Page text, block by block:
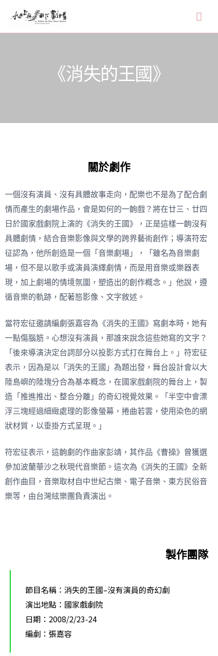
《消失的王國》
關於劇作
一個沒有演員、沒有具體故事走向，配樂也不是為了配合劇
情而產生的劇場作品，會是如何的一齣戲？將在廿三、廿四
日於國家戲劇院上演的《消失的王國》，正是這樣一齣沒有
具體劇情，結合音樂影像與文學的跨界藝術創作； 導演符宏
征認為，他所創造是一個「音樂劇場」，「雖名為音樂劇
場，但不是以歌手或演員演繹劇情，而是用音樂或樂器表
現，加上劇場的情境氛圍，塑造出的創作概念。」他說，遵
循音樂的軌跡，配著態影像、文字敘述。
當符宏征邀請編劇張嘉容為《消失的王國》寫劇本時，她有
一點傷腦筋。心想沒有演員，那誰來說念這些她寫的文字？
「後來導演決定台詞部分以投影方式打在舞台上。」 符宏征
表示，因為是以「消失的王國」為題出發，舞台設計會以大
陸島嶼的陸塊分合為基本概念，在國家戲劇院的舞台上，製
造「推進推出、整合分離」的奇幻視覺效果。「半空中會漂
浮三塊經過細緻處理的影像螢幕，捲曲若雲，使用染色的網
狀材質，以垂掛方式呈現。」
符宏征表示，這齣劇的作曲家彭靖，其作品《曹操》曾獲選
參加波蘭華沙之秋現代音樂節。這次為《消失的王國》全新
創作曲目，音樂取材自中世紀古樂、電子音樂、東方民俗音
樂等，由台灣絃樂團負責演出。
製作團隊
節目名稱：消失的王國–沒有演員的奇幻劇
演出地點：國家戲劇院
日期：2008/2/23-24
編劇：張嘉容